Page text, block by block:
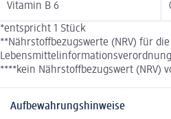
Vitamin B 6
*entspricht 1 Stück
**Nährstoffbezugswerte (NRV) für
Lebensmittelinformationsverordnung
****kein Nährstoffbezugswert (NRV)
Aufbewahrungshinweise